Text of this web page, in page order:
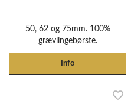
50, 62 og 75mm. 100%
grævlingebørste.
Info